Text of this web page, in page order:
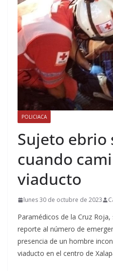
POLICIACA
Sujeto ebrio
cuando
viaducto
lunes 30 de octubre de 2023
Paramédicos de la Cruz
reporte al número de
presencia de un hombre
viaducto en el centro de